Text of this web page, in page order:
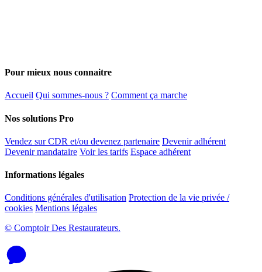
Pour mieux nous connaitre
Accueil Qui sommes-nous ? Comment ça marche
Nos solutions Pro
Vendez sur CDR et/ou devenez partenaire Devenir adhérent
Devenir mandataire Voir les tarifs Espace adhérent
Informations légales
Conditions générales d'utilisation Protection de la vie privée /
cookies Mentions légales
© Comptoir Des Restaurateurs.